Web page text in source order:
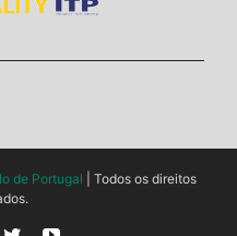
de Portugal | Todos os direitos